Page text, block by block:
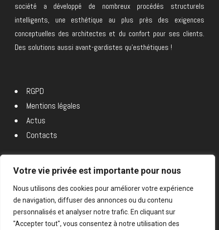
Votre vie privée est importante pour nous
Nous utilisons des cookies pour améliorer votre expérience
de navigation, diffuser des annonces ou du contenu
personnalisés et analyser notre trafic. En cliquant sur
"Accepter tout", vous consentez à notre utilisation des
société a développé de nombreux procédés structurels
intelligents, une esthétique au plus près des exigences
conceptuelles des architectes et du confort pour ses clients.
Des solutions aussi avant-gardistes qu’esthétiques !
RGPD
Mentions légales
Actus
Contacts
Du lundi au vendredi :
9h – 12h et 14h – 19h
122 Route de grenoble 69800 SAINT PRIEST